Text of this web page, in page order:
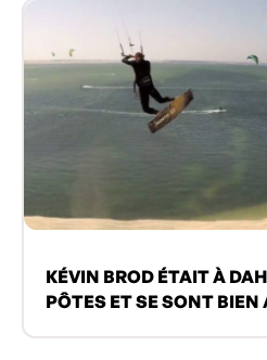
KÉVIN BROD ÉTAIT À
PÔTES ET SE SONT BIEN